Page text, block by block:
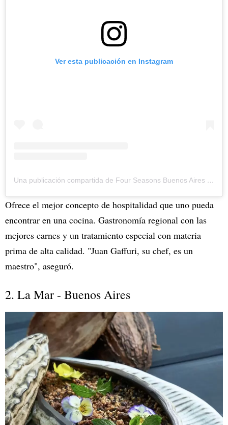
Ver esta publicación en Instagram
Una publicación compartida de Four Seasons Buenos Aires (@fsbuenosaires)
Ofrece el mejor concepto de hospitalidad que uno pueda
encontrar en una cocina. Gastronomía regional con las
mejores carnes y un tratamiento especial con materia
prima de alta calidad. "Juan Gaffuri, su chef, es un
maestro", aseguró.
2. La Mar - Buenos Aires